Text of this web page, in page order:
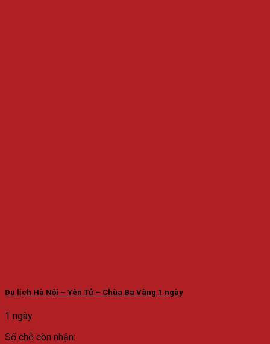
Du lịch Hà Nội – Yên Tử – Chùa Ba Vàng 1 ngày
1 ngày
Số chỗ còn nhận: